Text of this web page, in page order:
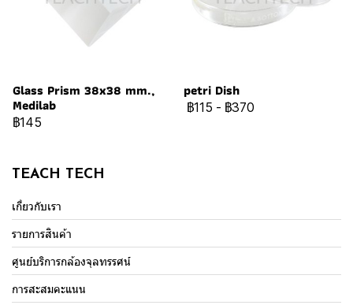
Glass Prism 38x38 mm.,
Medilab
฿145
petri Dish
฿115 - ฿370
TEACH TECH
เกี่ยวกับเรา
รายการสินค้า
ศูนย์บริการกล้องจุลทรรศน์
การสะสมคะแนน